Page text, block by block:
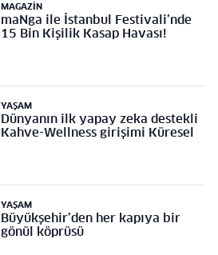
MAGAZIN
maNga ile İstanbul Festivali’nde
15 Bin Kişilik Kasap Havası!
YAŞAM
Dünyanın ilk yapay zeka destekli
Kahve-Wellness girişimi Küresel
YAŞAM
Büyükşehir’den her kapıya bir
gönül köprüsü